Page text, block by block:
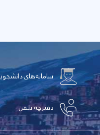
سامانه‌های
دفترچه تلفن